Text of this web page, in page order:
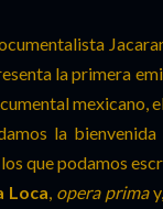
la primera
mexicano,
la
que podamos
Loca opera prima